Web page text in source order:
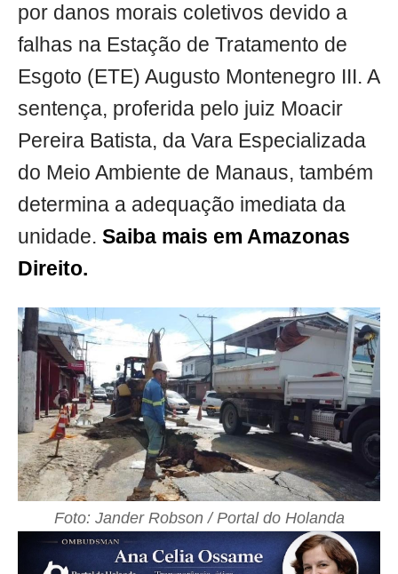
por danos morais coletivos devido a
falhas na Estação de Tratamento de
Esgoto (ETE) Augusto Montenegro III. A
sentença, proferida pelo juiz Moacir
Pereira Batista, da Vara Especializada
do Meio Ambiente de Manaus, também
determina a adequação imediata da
unidade. Saiba mais em Amazonas
Direito.
Foto: Jander Robson / Portal do Holanda